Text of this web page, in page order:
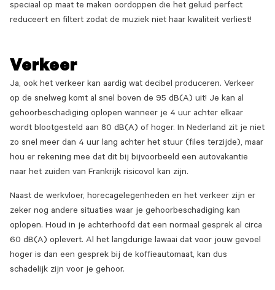
speciaal op maat te maken oordoppen die het geluid perfect
reduceert en filtert zodat de muziek niet haar kwaliteit verliest!
Verkeer
Ja, ook het verkeer kan aardig wat decibel produceren. Verkeer
op de snelweg komt al snel boven de 95 dB(A) uit! Je kan al
gehoorbeschadiging oplopen wanneer je 4 uur achter elkaar
wordt blootgesteld aan 80 dB(A) of hoger. In Nederland zit je niet
zo snel meer dan 4 uur lang achter het stuur (files terzijde), maar
hou er rekening mee dat dit bij bijvoorbeeld een autovakantie
naar het zuiden van Frankrijk risicovol kan zijn.
Naast de werkvloer, horecagelegenheden en het verkeer zijn er
zeker nog andere situaties waar je gehoorbeschadiging kan
oplopen. Houd in je achterhoofd dat een normaal gesprek al circa
60 dB(A) oplevert. Al het langdurige lawaai dat voor jouw gevoel
hoger is dan een gesprek bij de koffieautomaat, kan dus
schadelijk zijn voor je gehoor.